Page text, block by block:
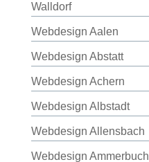
Walldorf
Webdesign Aalen
Webdesign Abstatt
Webdesign Achern
Webdesign Albstadt
Webdesign Allensbach
Webdesign Ammerbuch